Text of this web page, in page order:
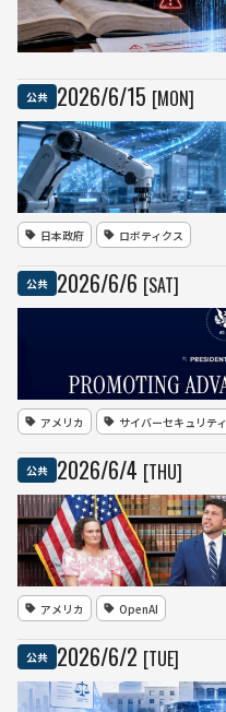
公共 2026/6/15 [MON]
日本政府 ロボティクス
公共 2026/6/6 [SAT]
アメリカ サイバーセキュリティ
公共 2026/6/4 [THU]
アメリカ OpenAI
公共 2026/6/2 [TUE]